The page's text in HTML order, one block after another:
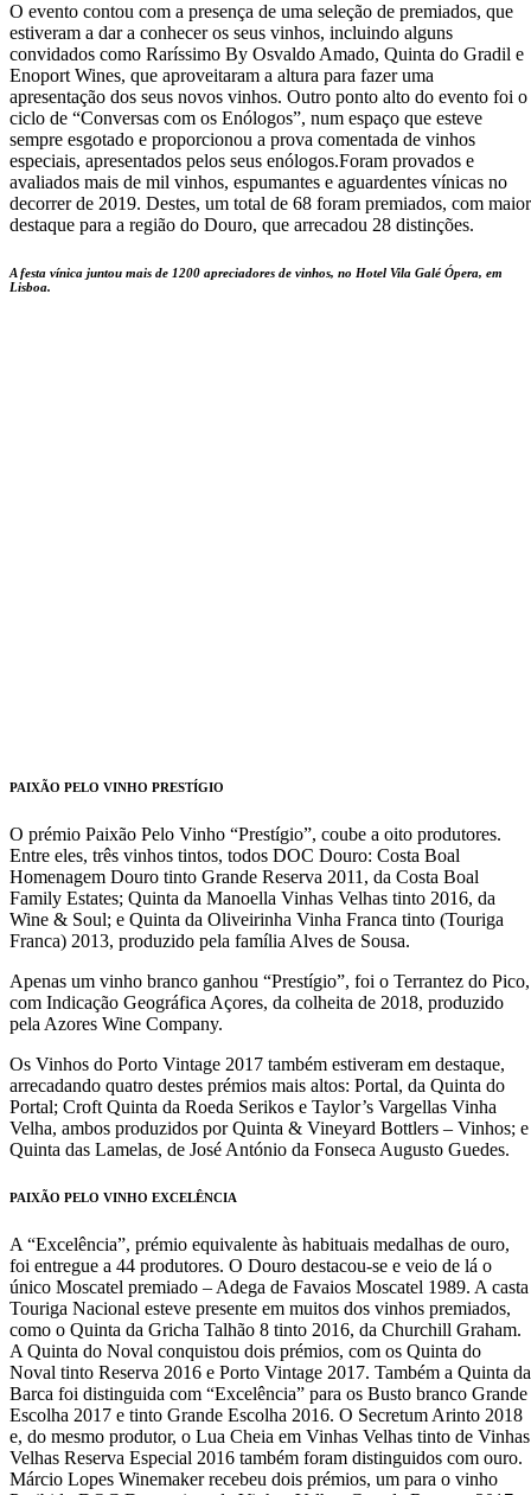
O evento contou com a presença de uma seleção de premiados, que
estiveram a dar a conhecer os seus vinhos, incluindo alguns
convidados como Raríssimo By Osvaldo Amado, Quinta do Gradil e
Enoport Wines, que aproveitaram a altura para fazer uma
apresentação dos seus novos vinhos. Outro ponto alto do evento foi o
ciclo de “Conversas com os Enólogos”, num espaço que esteve
sempre esgotado e proporcionou a prova comentada de vinhos
especiais, apresentados pelos seus enólogos.Foram provados e
avaliados mais de mil vinhos, espumantes e aguardentes vínicas no
decorrer de 2019. Destes, um total de 68 foram premiados, com maior
destaque para a região do Douro, que arrecadou 28 distinções.
A festa vínica juntou mais de 1200 apreciadores de vinhos, no Hotel Vila Galé Ópera, em
Lisboa.
PAIXÃO PELO VINHO PRESTÍGIO
O prémio Paixão Pelo Vinho “Prestígio”, coube a oito produtores.
Entre eles, três vinhos tintos, todos DOC Douro: Costa Boal
Homenagem Douro tinto Grande Reserva 2011, da Costa Boal
Family Estates; Quinta da Manoella Vinhas Velhas tinto 2016, da
Wine & Soul; e Quinta da Oliveirinha Vinha Franca tinto (Touriga
Franca) 2013, produzido pela família Alves de Sousa.
Apenas um vinho branco ganhou “Prestígio”, foi o Terrantez do Pico,
com Indicação Geográfica Açores, da colheita de 2018, produzido
pela Azores Wine Company.
Os Vinhos do Porto Vintage 2017 também estiveram em destaque,
arrecadando quatro destes prémios mais altos: Portal, da Quinta do
Portal; Croft Quinta da Roeda Serikos e Taylor’s Vargellas Vinha
Velha, ambos produzidos por Quinta & Vineyard Bottlers – Vinhos; e
Quinta das Lamelas, de José António da Fonseca Augusto Guedes.
PAIXÃO PELO VINHO EXCELÊNCIA
A “Excelência”, prémio equivalente às habituais medalhas de ouro,
foi entregue a 44 produtores. O Douro destacou-se e veio de lá o
único Moscatel premiado – Adega de Favaios Moscatel 1989. A casta
Touriga Nacional esteve presente em muitos dos vinhos premiados,
como o Quinta da Gricha Talhão 8 tinto 2016, da Churchill Graham.
A Quinta do Noval conquistou dois prémios, com os Quinta do
Noval tinto Reserva 2016 e Porto Vintage 2017. Também a Quinta da
Barca foi distinguida com “Excelência” para os Busto branco Grande
Escolha 2017 e tinto Grande Escolha 2016. O Secretum Arinto 2018
e, do mesmo produtor, o Lua Cheia em Vinhas Velhas tinto de Vinhas
Velhas Reserva Especial 2016 também foram distinguidos com ouro.
Márcio Lopes Winemaker recebeu dois prémios, um para o vinho